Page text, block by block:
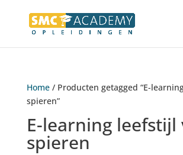
Home/ Producten getagged “E-
spieren”
E-learning leefstijl
spieren